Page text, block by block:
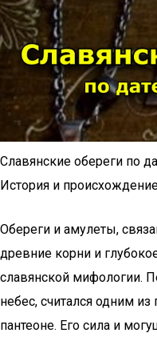
Славянские обереги по
История и
Обереги и амулеты,
древние корни и
славянской мифологии.
небес, считался одним
пантеоне. Его сила и